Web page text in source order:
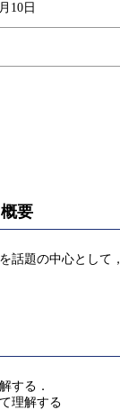
10日
要
話題の中心として
する．
理解する